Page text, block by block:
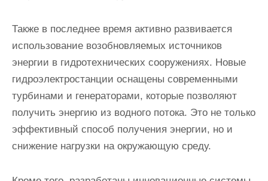
Также в последнее время активно развивается
использование возобновляемых источников
энергии в гидротехнических сооружениях. Новые
гидроэлектростанции оснащены современными
турбинами и генераторами, которые позволяют
получить энергию из водного потока. Это не только
эффективный способ получения энергии, но и
снижение нагрузки на окружающую среду.